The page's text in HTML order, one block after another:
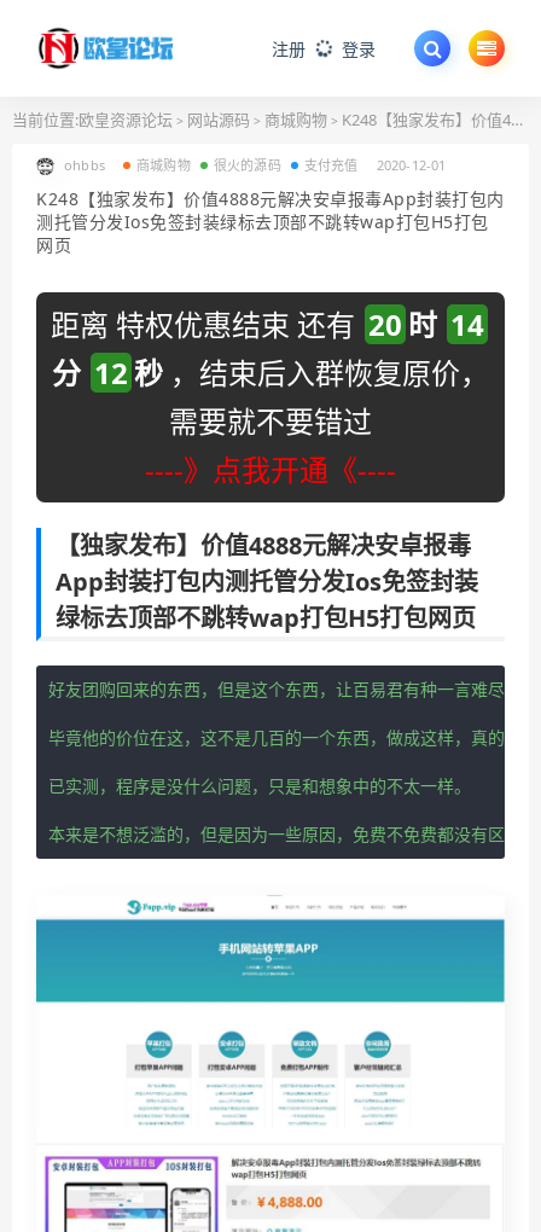
注册 登录
当前位置:欧皇资源论坛 > 网站源码 > 商城购物 > K248【独家发布】价值4888元解决安卓报毒App封装打包内测托管分发Ios免签封装绿标去顶部不跳转wap打包H5打包网页
ohbbs 商城购物 很火的源码 支付充值 2020-12-01
K248【独家发布】价值4888元解决安卓报毒App封装打包内
测托管分发Ios免签封装绿标去顶部不跳转wap打包H5打包
网页
距离 特权优惠结束 还有 20 时 14
分 11秒 ，结束后入群恢复原价，
需要就不要错过
----》点我开通《----
【独家发布】价值4888元解决安卓报毒
App封装打包内测托管分发Ios免签封装
绿标去顶部不跳转wap打包H5打包网页
好友团购回来的东西，但是这个东西，让百易君有种一言难尽的
毕竟他的价位在这，这不是几百的一个东西，做成这样，真的是
已实测，程序是没什么问题，只是和想象中的不太一样。
本来是不想泛滥的，但是因为一些原因，免费不免费都没有区别